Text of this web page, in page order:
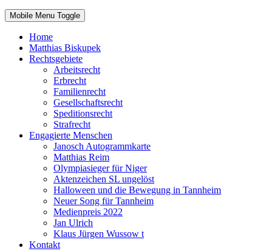
Mobile Menu Toggle
Home
Matthias Biskupek
Rechtsgebiete
Arbeitsrecht
Erbrecht
Familienrecht
Gesellschaftsrecht
Speditionsrecht
Strafrecht
Engagierte Menschen
Janosch Autogrammkarte
Matthias Reim
Olympiasieger für Niger
Aktenzeichen SL ungelöst
Halloween und die Bewegung in Tannheim
Neuer Song für Tannheim
Medienpreis 2022
Jan Ulrich
Klaus Jürgen Wussow t
Kontakt